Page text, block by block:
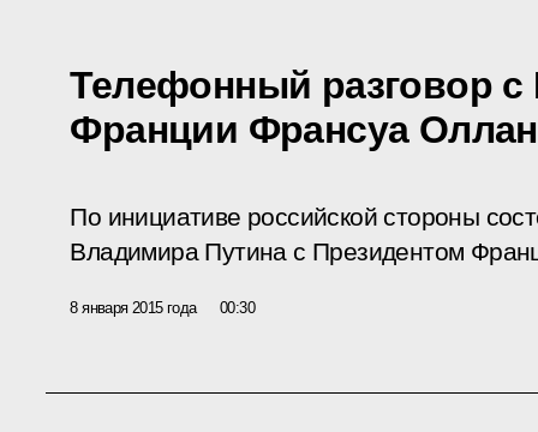
Телефонный разговор с
Франции Франсуа
По инициативе российской стороны
Владимира Путина с Президентом
8 января 2015 года 00:30